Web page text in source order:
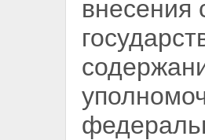
внесения